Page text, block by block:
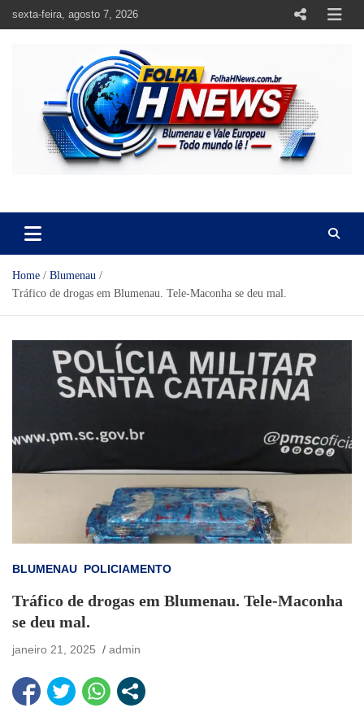
sexta-feira, agosto 7, 2026
Home
Blumenau
Tráfico de drogas em Blumenau. Tele-Maconha se deu mal.
BLUMENAU POLICIAMENTO
Tráfico de drogas em Blumenau. Tele-Maconha
se deu mal.
janeiro 21, 2025 admin